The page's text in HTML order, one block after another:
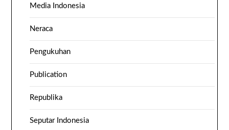
Media Indonesia
Neraca
Pengukuhan
Publication
Republika
Seputar Indonesia